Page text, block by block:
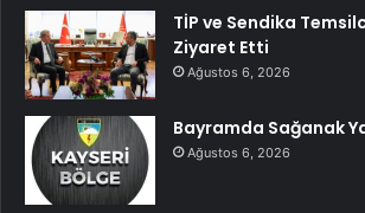
TİP ve Sendika
Ziyaret Etti
Ağustos 6, 2026
Bayramda Sağanak
Ağustos 6, 2026